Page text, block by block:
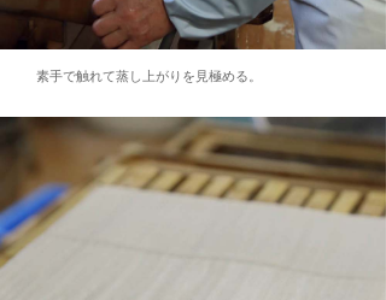
素手で触れて蒸し上がりを見極める。